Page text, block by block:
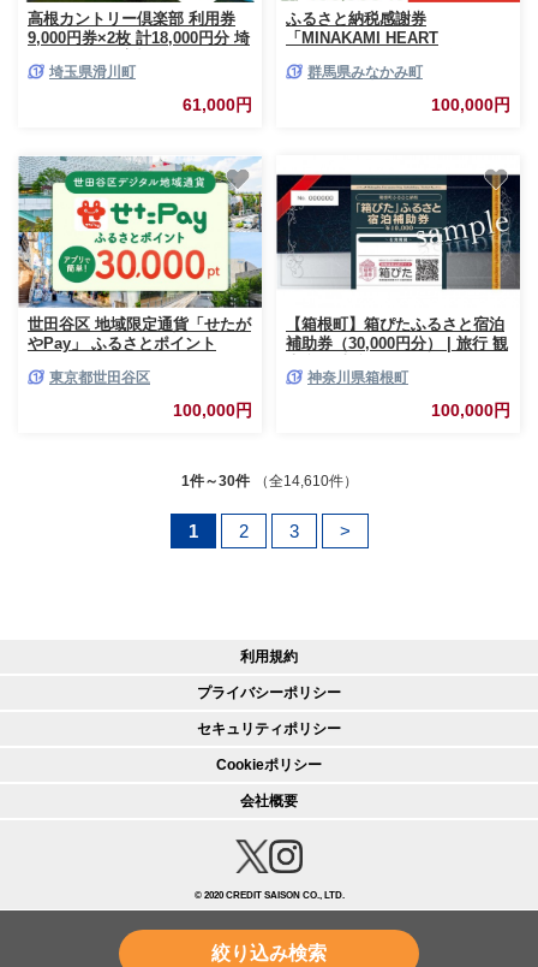
高根カントリー倶楽部 利用券
9,000円券×2枚 計18,000円分 埼
ルフ ゴルフ倶楽部 埼玉県 プレ
ー代 ゴルフ券 さいたま]
埼玉県滑川町
61,000円
ふるさと納税感謝券
「MINAKAMI HEART
なかみ町 旅行 温泉 アウトドア
スキー グルメ キャンプ ゴルフ
体験 飲食店 観光 旅館 宿泊 ホ
群馬県みなかみ町
100,000円
世田谷区 地域限定通貨「せたが
やPay」 ふるさとポイント
分 せたぺい デジタル地域通貨
電子決済 キャッシュレス 飲食
宿泊 体験 電子通貨 東京都 世田
東京都世田谷区
100,000円
【箱根町】箱ぴたふるさと宿泊
補助券（30,000円分） | 旅行 観
ン 箱根町ふるさと納税 神奈川
県ふるさと納税 神奈川県 箱根
神奈川県箱根町
100,000円
1件～30件 （全14,610件）
1 2 3 >
利用規約
プライバシーポリシー
セキュリティポリシー
Cookieポリシー
会社概要
© 2020 CREDIT SAISON CO., LTD.